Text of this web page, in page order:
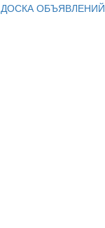
ДОСКА ОБЪЯВЛЕНИЙ